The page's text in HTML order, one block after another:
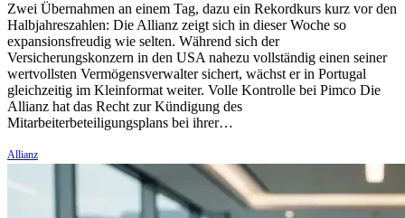
Zwei Übernahmen an einem Tag, dazu ein Rekordkurs kurz vor den
Halbjahreszahlen: Die Allianz zeigt sich in dieser Woche so
expansionsfreudig wie selten. Während sich der
Versicherungskonzern in den USA nahezu vollständig einen seiner
wertvollsten Vermögensverwalter sichert, wächst er in Portugal
gleichzeitig im Kleinformat weiter. Volle Kontrolle bei Pimco Die
Allianz hat das Recht zur Kündigung des
Mitarbeiterbeteiligungsplans bei ihrer…
Allianz